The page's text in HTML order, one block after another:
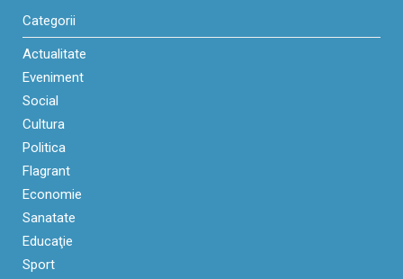
Categorii
Actualitate
Eveniment
Social
Cultura
Politica
Flagrant
Economie
Sanatate
Educaţie
Sport